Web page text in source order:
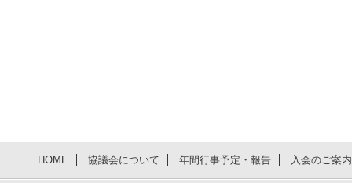
HOME 協議会について 年間行事予定・報告 入会のご案